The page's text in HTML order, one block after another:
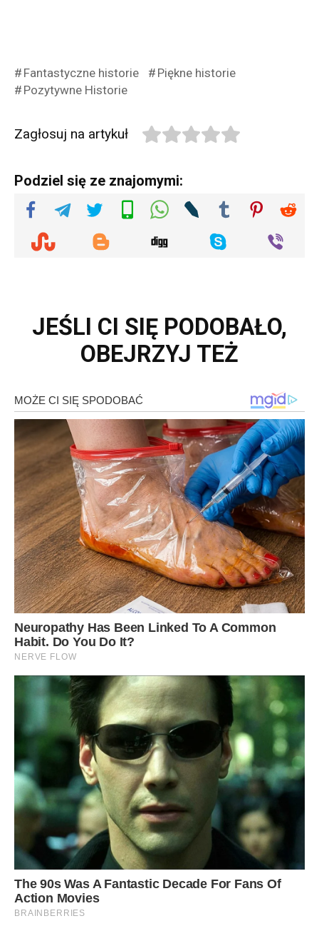
Fantastyczne historie
Piękne historie
Pozytywne Historie
Zagłosuj na artykuł
Podziel się ze znajomymi:
JEŚLI CI SIĘ PODOBAŁO,
OBEJRZYJ TEŻ